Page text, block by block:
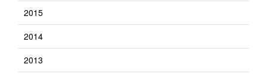
2015
2014
2013